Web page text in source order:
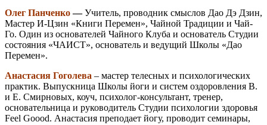
Олег Панченко—Учитель, проводник смыслов Дао Дэ Дзин,
Мастер И-Цзин «Книги Перемен», Чайной Традиции и Чай-
Го. Один из основателей Чайного Клуба и основатель Студии
состояния «ЧАИСТ», основатель и ведущий Школы «Дао
Перемен».
Анастасия Гоголева – мастер телесных и психологических
практик. Выпускница Школы йоги и систем оздоровления В.
и Е. Смирновых, коуч, психолог-консультант, тренер,
основательница и руководитель Студии психологии здоровья
Feel Goood. Анастасия преподает йогу, проводит семинары,